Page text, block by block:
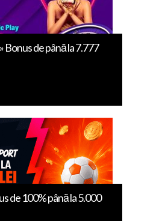
Bonus de până la 7.777
de 100% până la 5.000